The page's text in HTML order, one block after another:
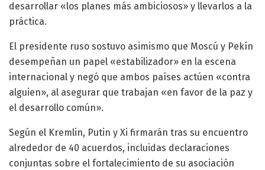
desarrollar «los planes más ambiciosos» y llevarlos a la
práctica.
El presidente ruso sostuvo asimismo que Moscú y Pekín
desempeñan un papel «estabilizador» en la escena
internacional y negó que ambos países actúen «contra
alguien», al asegurar que trabajan «en favor de la paz y
el desarrollo común».
Según el Kremlin, Putin y Xi firmarán tras su encuentro
alrededor de 40 acuerdos, incluidas declaraciones
conjuntas sobre el fortalecimiento de su asociación